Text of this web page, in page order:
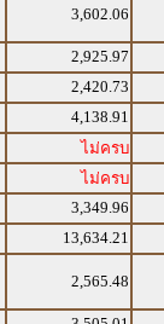
3,602.06
2,925.97
2,420.73
4,138.91
ไม่ครบ
ไม่ครบ
3,349.96
13,634.21
2,565.48